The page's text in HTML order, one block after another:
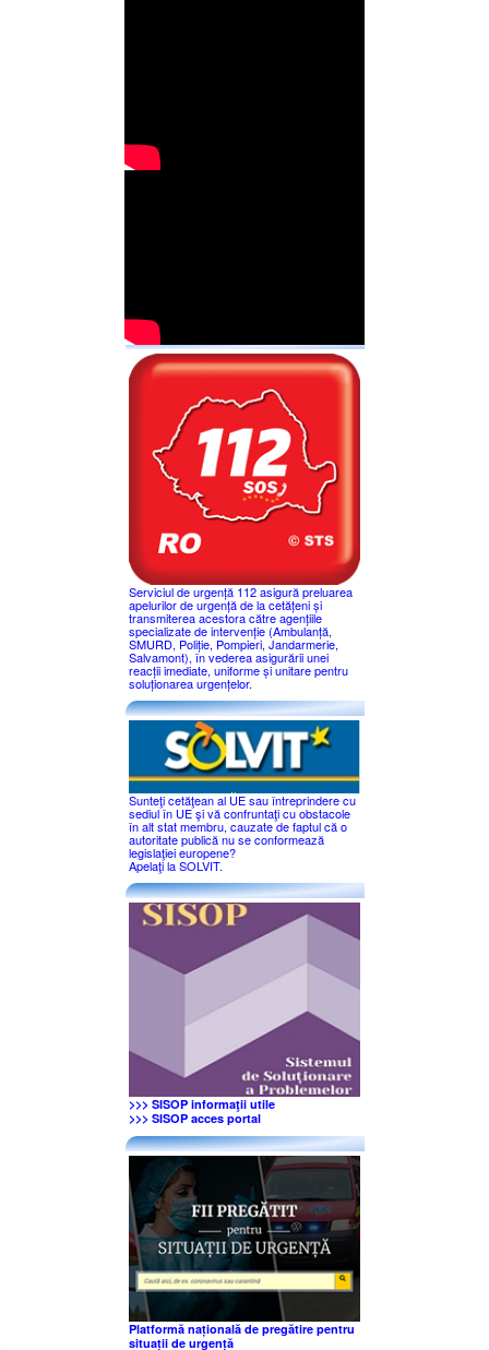
Serviciul de urgență 112 asigură preluarea
apelurilor de urgență de la cetățeni și
transmiterea acestora către agențiile
specializate de intervenție (Ambulanță,
SMURD, Poliție, Pompieri, Jandarmerie,
Salvamont), în vederea asigurării unei
reacții imediate, uniforme și unitare pentru
soluționarea urgențelor.
Sunteţi cetăţean al UE sau întreprindere cu
sediul în UE şi vă confruntaţi cu obstacole
în alt stat membru, cauzate de faptul că o
autoritate publică nu se conformează
legislaţiei europene?
Apelaţi la SOLVIT.
>>> SISOP informaţii utile
>>> SISOP acces portal
Platformă națională de pregătire pentru
situații de urgență